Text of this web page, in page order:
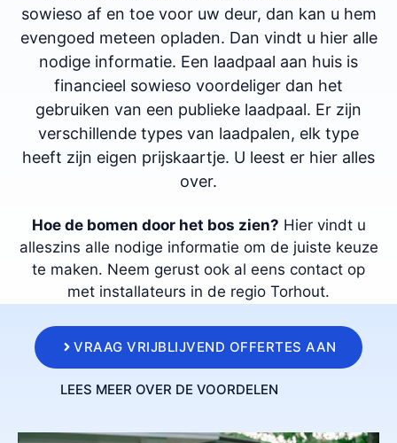
sowieso af en toe voor uw deur, dan kan u hem
evengoed meteen opladen. Dan vindt u hier alle
nodige informatie. Een laadpaal aan huis is
financieel sowieso voordeliger dan het
gebruiken van een publieke laadpaal. Er zijn
verschillende types van laadpalen, elk type
heeft zijn eigen prijskaartje. U leest er hier alles
over.
Hoe de bomen door het bos zien? Hier vindt u
alleszins alle nodige informatie om de juiste keuze
te maken. Neem gerust ook al eens contact op
met installateurs in de regio Torhout.
VRAAG VRIJBLIJVEND OFFERTES AAN
LEES MEER OVER DE VOORDELEN